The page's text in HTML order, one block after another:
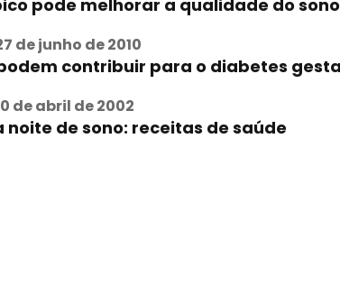
pode melhorar a qualidade do
de junho de 2010
contribuir para o diabetes
de abril de 2002
noite de sono: receitas de saúde